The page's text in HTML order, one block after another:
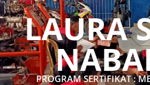
LAURA
PROGRAM SERTIFIKAT :